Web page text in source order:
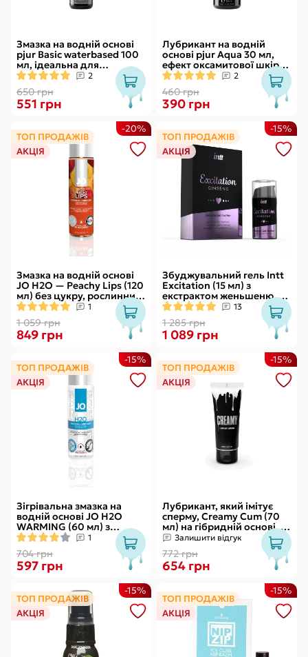
Змазка на водній основі
pjur Basic waterbased 100
мл, ідеальна для
новачків, найкраща ціна/
якість
2
650 грн
551 грн
Лубрикант на водній
основі pjur Aqua 30 мл,
ефект оксамитової шкіри
без прилипання
2
460 грн
390 грн
ТОП ПРОДАЖІВ
АКЦІЯ
Змазка на водній основі
JO H2O — Peachy Lips (120
мл) без цукру, рослинний
гліцерин
1
1 059 грн
-20%
849 грн
ТОП ПРОДАЖІВ
АКЦІЯ
Збуджувальний гель Intt
Excitation (15 мл) з
екстрактом женьшеню, з
ефектом вібрації
13
1 285 грн
-15%
1 089 грн
ТОП ПРОДАЖІВ
АКЦІЯ
Зігрівальна змазка на
водній основі JO H2O
WARMING (60 мл) з
екстрактом перцевої
м’яти
1
704 грн
-15%
597 грн
ТОП ПРОДАЖІВ
АКЦІЯ
Лубрикант, який імітує
сперму, Creamy Cum (70
мл) на гібридній основі, з
олією звіробою
Залишити відгук
772 грн
-15%
654 грн
ТОП ПРОДАЖІВ
АКЦІЯ
-15%
ТОП ПРОДАЖІВ
АКЦІЯ
-15%